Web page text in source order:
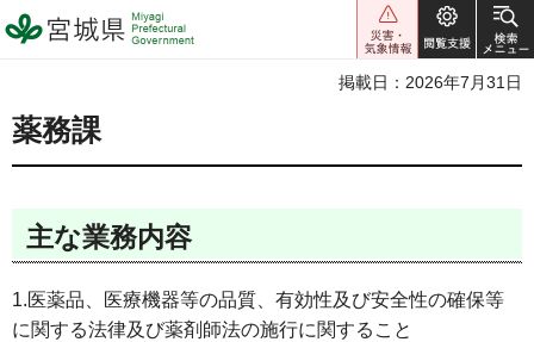
宮城県 Miyagi Prefectural
Government
掲載日：2026年7月31日
薬務課
主な業務内容
1.医薬品、医療機器等の品質、有効性及び安全性の確保等
に関する法律及び薬剤師法の施行に関すること